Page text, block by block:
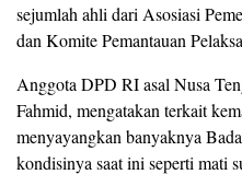
sejumlah ahli dari Asosiasi
dan Komite Pemantauan
Anggota DPD RI asal Nusa
Fahmid, mengatakan terkait
menyayangkan banyaknya
kondisinya saat ini seperti mati